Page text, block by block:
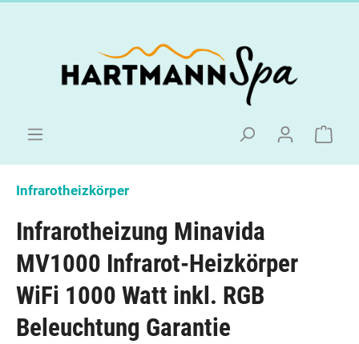
Infrarotheizkörper
Infrarotheizung Minavida
MV1000 Infrarot-Heizkörper
WiFi 1000 Watt inkl. RGB
Beleuchtung Garantie